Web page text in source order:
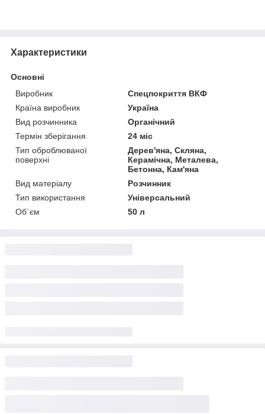
Характеристики
Основні
Виробник
Спецпокриття ВКФ
Країна виробник
Україна
Вид розчинника
Органічний
Термін зберігання
24 міс
Тип оброблюваної
поверхні
Дерев'яна, Скляна,
Керамічна, Металева,
Бетонна, Кам'яна
Вид матеріалу
Розчинник
Тип використання
Універсальний
Об`єм
50 л